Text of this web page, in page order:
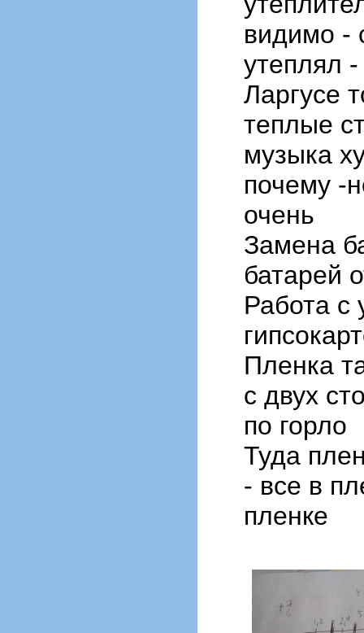
видимо -
утеплял
Ларгусе
теплые
музыка
почему -
очень
Замена
батарей
Работа с
Пленка
с двух
по горло
Туда
- все в
пленке